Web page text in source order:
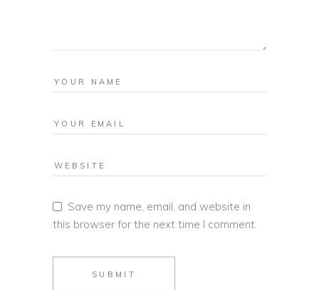
Save my name, email, and website in
this browser for the next time I comment.
SUBMIT